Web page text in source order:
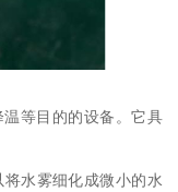
等目的的设备。它具
水雾细化成微小的水